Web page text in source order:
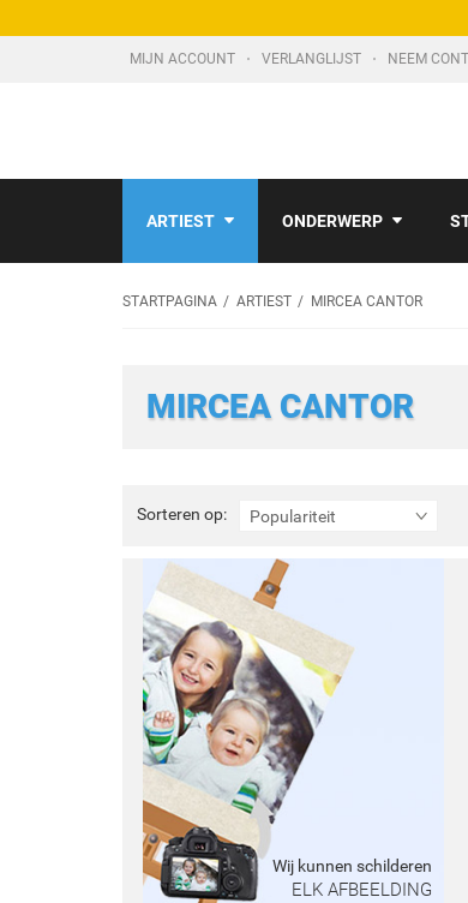
MIJN ACCOUNT VERLANGLIJST NEEM
ARTIEST ONDERWERP
STARTPAGINA ARTIEST MIRCEA CANTOR
MIRCEA CANTOR
Sorteren op: Populariteit
Sorteren
op:
Wij kunnen schilderen
ELK AFBEELDING